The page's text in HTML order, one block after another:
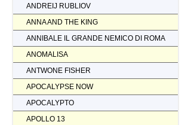
ANDREIJ RUBLIOV
ANNA AND THE KING
ANNIBALE IL GRANDE NEMICO DI ROMA
ANOMALISA
ANTWONE FISHER
APOCALYPSE NOW
APOCALYPTO
APOLLO 13